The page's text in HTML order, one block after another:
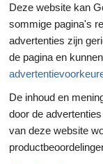
Deze website kan
sommige pagina's
advertenties zijn
de pagina en
De inhoud en
door de
van deze website